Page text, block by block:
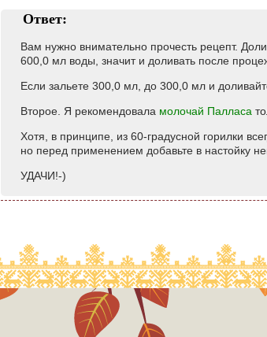
Ответ:
Вам нужно внимательно прочесть рецепт.
600,0 мл воды, значит и доливать после
Если зальете 300,0 мл, до 300,0 мл и
Второе. Я рекомендовала молочай Палласа
Хотя, в принципе, из 60-градусной горилки
но перед применением добавьте в настойку
УДАЧИ!-)